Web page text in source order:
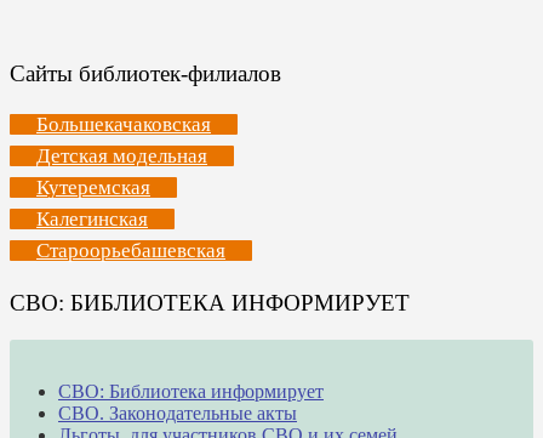
Сайты библиотек-филиалов
Большекачаковская
Детская модельная
Кутеремская
Калегинская
Староорьебашевская
СВО: БИБЛИОТЕКА ИНФОРМИРУЕТ
СВО: Библиотека информирует
СВО. Законодательные акты